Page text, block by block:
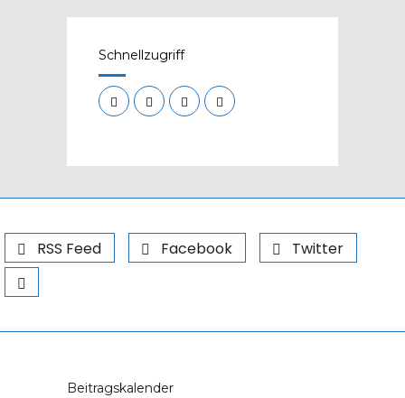
Schnellzugriff
RSS Feed Facebook Twitter
Beitragskalender